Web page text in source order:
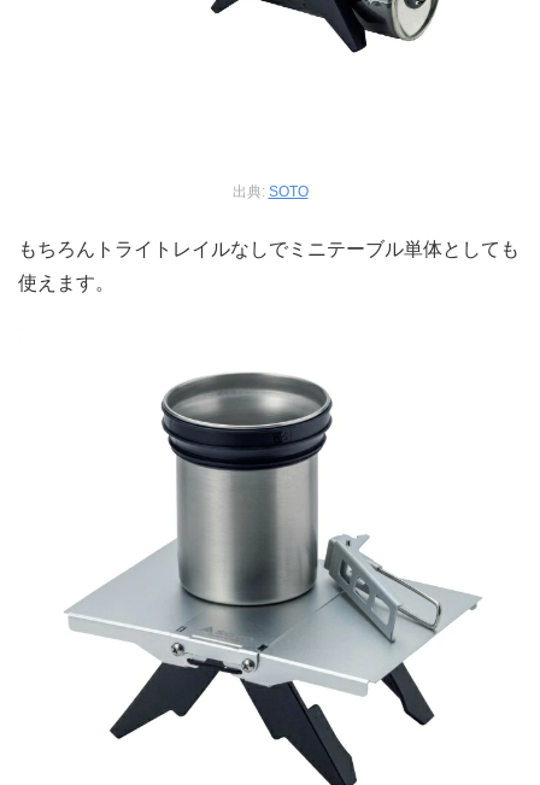
出典: SOTO
もちろんトライトレイルなしでミニテーブル単体としても
使えます。